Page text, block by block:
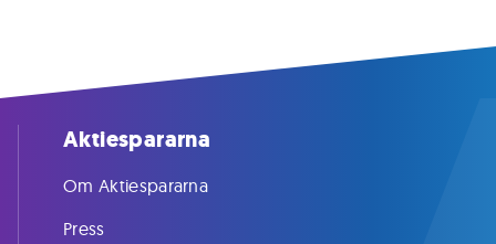
Aktiespararna
Om Aktiespararna
Press